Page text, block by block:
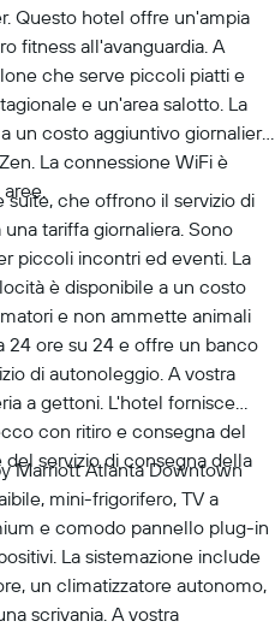
Questo hotel offre un'ampia
fitness all'avanguardia. A
che serve piccoli piatti e
e un'area salotto. La
un costo aggiuntivo giornaliero
La connessione WiFi è
che offrono il servizio di
tariffa giornaliera. Sono
piccoli incontri ed eventi. La
è disponibile a un costo
e non ammette animali
24 ore su 24 e offre un banco
di autonoleggio. A vostra
a gettoni. L'hotel fornisce
con ritiro e consegna del
servizio di consegna della
Marriott Atlanta Downtown
mini-frigorifero, TV a
e comodo pannello plug-in
La sistemazione include
un climatizzatore autonomo,
scrivania. A vostra